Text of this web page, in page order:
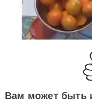
Вам может быть